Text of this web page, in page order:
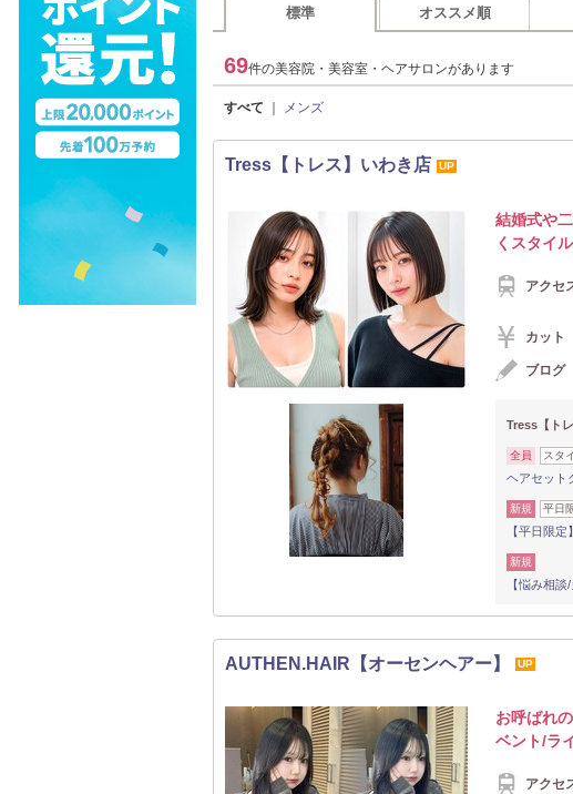
標準 オススメ順
69件の美容院・美容室・ヘアサロンがあります
すべて メンズ
Tress【トレス】いわき店 UP
結婚式や
くスタイ
アクセ
カット
ブログ
Tress【ト
全員 スタ
ヘアセッ
新規 平日
【平日限
新規
【悩み相
AUTHEN.HAIR【オーセンヘアー】 UP
お呼ばれ
ベント/ラ
アクセ